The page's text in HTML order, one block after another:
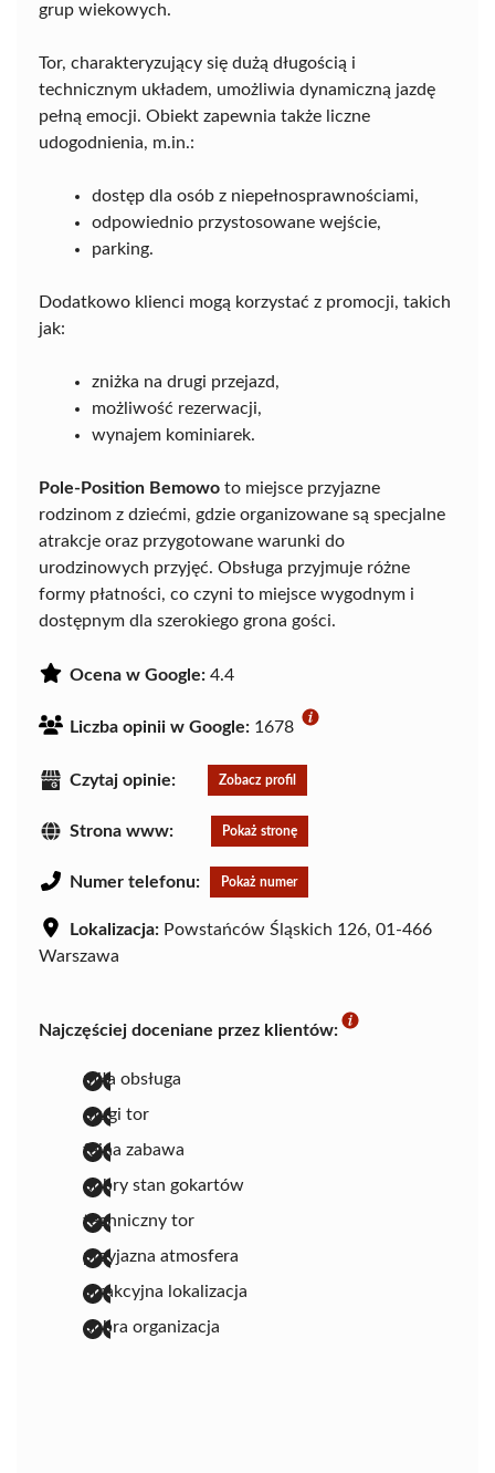
grup wiekowych.
Tor, charakteryzujący się dużą długością i
technicznym układem, umożliwia dynamiczną jazdę
pełną emocji. Obiekt zapewnia także liczne
udogodnienia, m.in.:
dostęp dla osób z niepełnosprawnościami,
odpowiednio przystosowane wejście,
parking.
Dodatkowo klienci mogą korzystać z promocji, takich
jak:
zniżka na drugi przejazd,
możliwość rezerwacji,
wynajem kominiarek.
Pole-Position Bemowo to miejsce przyjazne
rodzinom z dziećmi, gdzie organizowane są specjalne
atrakcje oraz przygotowane warunki do
urodzinowych przyjęć. Obsługa przyjmuje różne
formy płatności, co czyni to miejsce wygodnym i
dostępnym dla szerokiego grona gości.
Ocena w Google: 4.4
Liczba opinii w Google: 1678
Czytaj opinie: Zobacz profil
Strona www: Pokaż stronę
Numer telefonu: Pokaż numer
Lokalizacja: Powstańców Śląskich 126, 01-466
Warszawa
Najczęściej doceniane przez klientów:
miła obsługa
długi tor
fajna zabawa
dobry stan gokartów
techniczny tor
przyjazna atmosfera
atrakcyjna lokalizacja
dobra organizacja